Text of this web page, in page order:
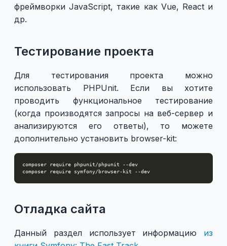
фреймворки JavaScript, такие как Vue, React и
др.
Тестирование проекта
Для тестирования проекта можно
использовать PHPUnit. Если вы хотите
проводить функциональное тестирование
(когда производятся запросы на веб-сервер и
анализируются его ответы), то можете
дополнительно установить browser-kit:
Отладка сайта
Данный раздел использует информацию из